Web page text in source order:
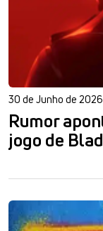
30 de Junho de
Rumor
jogo de